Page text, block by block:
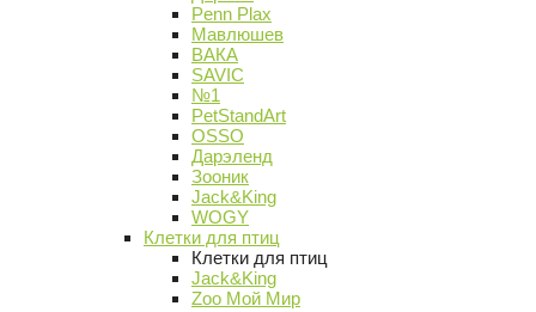
Penn Plax
Мавлюшев
ВАКА
SAVIC
№1
PetStandArt
OSSO
Дарэленд
Зооник
Jack&King
WOGY
Клетки для птиц
Клетки для птиц
Jack&King
Zoo Мой Мир